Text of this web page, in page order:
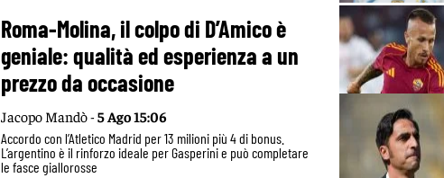
Roma-Molina, il colpo di D’Amico è
geniale: qualità ed esperienza a un
prezzo da occasione
Jacopo Mandò -5 Ago 15:06
Accordo con l’Atletico Madrid per 13 milioni più 4 di bonus.
L’argentino è il rinforzo ideale per Gasperini e può completare
le fasce giallorosse